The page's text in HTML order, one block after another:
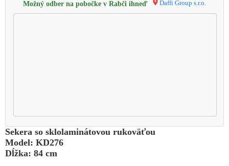
Možný odber na pobočke v Rabči ihneď Daffi Group s.r.o.
Sekera so sklolaminátovou rukoväťou
Model: KD276
Dĺžka: 84 cm